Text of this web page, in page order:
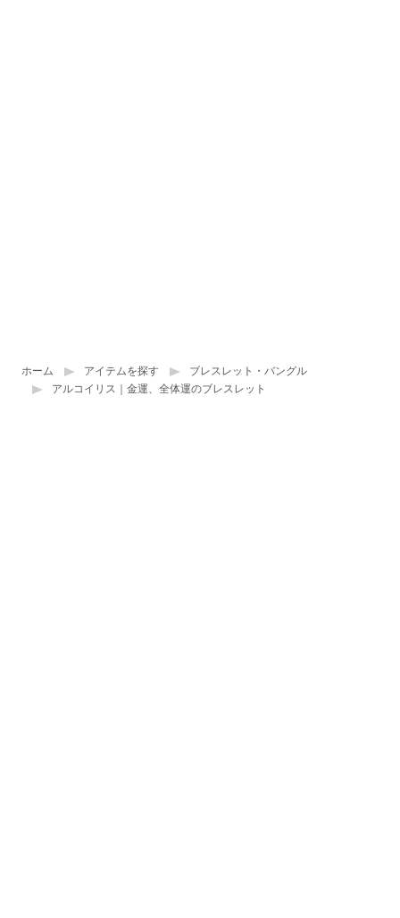
ホーム アイテムを探す
ブレスレット・バングル
アルコイリス｜金運、全体運のブレスレット